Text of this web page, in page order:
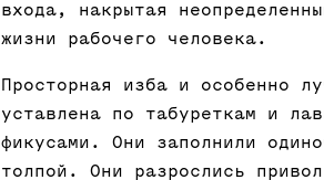
входа, накрытая
жизни рабочего человека.
Просторная изба и особенно
уставлена по табуреткам и
фикусами. Они заполнили
толпой. Они разрослись